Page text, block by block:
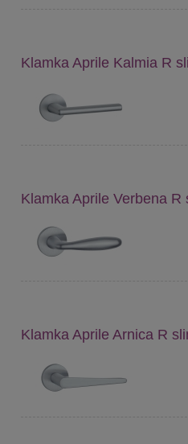
Klamka Aprile Kalmia R
Klamka Aprile Verbena
Klamka Aprile Arnica R